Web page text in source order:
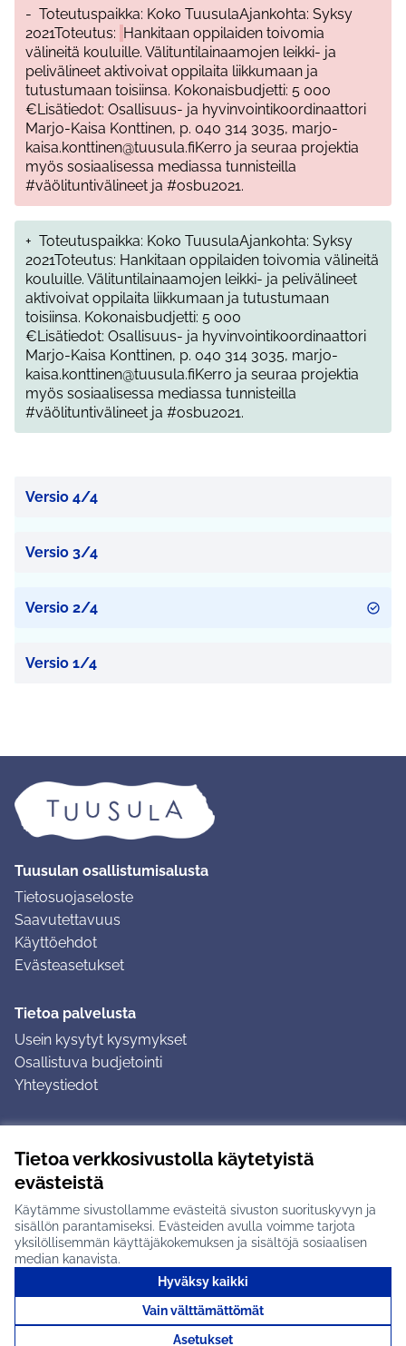
Tietoa verkkosivustolla käytetyistä
evästeistä
Käytämme sivustollamme evästeitä sivuston suorituskyvyn ja
sisällön parantamiseksi. Evästeiden avulla voimme tarjota
yksilöllisemmän käyttäjäkokemuksen ja sisältöjä sosiaalisen
median kanavista.
Hyväksy kaikki
Vain välttämättömät
Asetukset
- Toteutuspaikka: Koko TuusulaAjankohta: Syksy
2021Toteutus: Hankitaan oppilaiden toivomia
välineitä kouluille. Välituntilainaamojen leikki- ja
pelivälineet aktivoivat oppilaita liikkumaan ja
tutustumaan toisiinsa. Kokonaisbudjetti: 5 000
€Lisätiedot: Osallisuus- ja hyvinvointikoordinaattori
Marjo-Kaisa Konttinen, p. 040 314 3035, marjo-
kaisa.konttinen@tuusula.fiKerro ja seuraa projektia
myös sosiaalisessa mediassa tunnisteilla
#väölituntivälineet ja #osbu2021.
+ Toteutuspaikka: Koko TuusulaAjankohta: Syksy
2021Toteutus: Hankitaan oppilaiden toivomia välineitä
kouluille. Välituntilainaamojen leikki- ja pelivälineet
aktivoivat oppilaita liikkumaan ja tutustumaan
toisiinsa. Kokonaisbudjetti: 5 000
€Lisätiedot: Osallisuus- ja hyvinvointikoordinaattori
Marjo-Kaisa Konttinen, p. 040 314 3035, marjo-
kaisa.konttinen@tuusula.fiKerro ja seuraa projektia
myös sosiaalisessa mediassa tunnisteilla
#väölituntivälineet ja #osbu2021.
Versio 4/4
Versio 3/4
Versio 2/4
Versio 1/4
Tuusulan osallistumisalusta
Tietosuojaseloste
Saavutettavuus
Käyttöehdot
Evästeasetukset
Tietoa palvelusta
Usein kysytyt kysymykset
Osallistuva budjetointi
Yhteystiedot
Ohjeet kirjautumiseen
Ohjeet kommentin jättämiseen
Creative Commons -lisenssi
(Ulkoinen linkki)Verkkosivusto luotuvapaan ohjelmiston
Tuusulan osallistumisalusta X-palvelussa
(Ulkoinen linkki)